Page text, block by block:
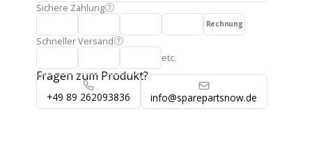
Sichere Zahlung
Rechnung
Schneller Versand
etc.
Fragen zum Produkt?
+49 89 262093836 info@sparepartsnow.de